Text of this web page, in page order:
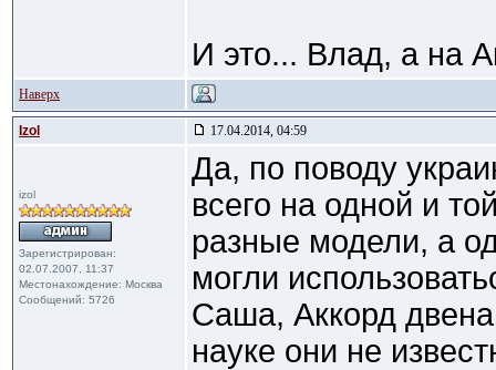
И это... Влад, а на
Наверх
Izol 17.04.2014, 04:59
izol
Зарегистрирован:
02.07.2007, 11:37
Местонахождение: Москва
Сообщений: 5726
Да, по поводу
всего на одной и
разные модели, а
могли
Саша, Аккорд
науке они не